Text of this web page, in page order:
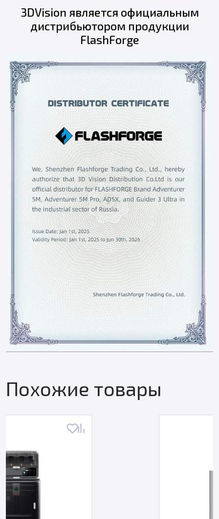
3DVision является официальным
дистрибьютором продукции
FlashForge
Похожие товары